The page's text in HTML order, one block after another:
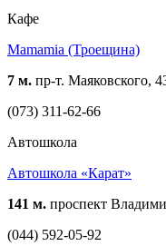
Кафе
Mamamia (Троещина)
7 м. пр-т. Маяковского,
(073) 311-62-66
Автошкола
Автошкола «Карат»
141 м. проспект
(044) 592-05-92